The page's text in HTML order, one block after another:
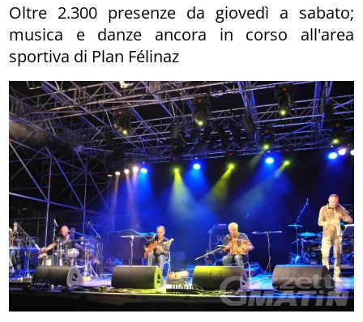
Oltre 2.300 presenze da giovedì a sabato;
musica e danze ancora in corso all'area
sportiva di Plan Félinaz